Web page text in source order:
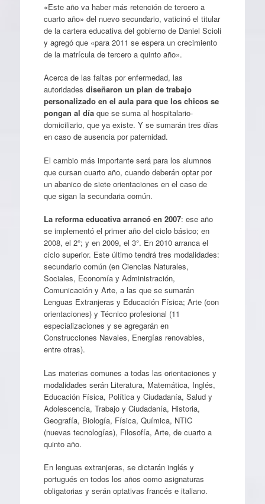
«Este año va haber más retención de tercero a
cuarto año» del nuevo secundario, vaticinó el titular
de la cartera educativa del gobierno de Daniel Scioli
y agregó que «para 2011 se espera un crecimiento
de la matrícula de tercero a quinto año».
Acerca de las faltas por enfermedad, las
autoridades diseñaron un plan de trabajo
personalizado en el aula para que los chicos se
pongan al díaque se suma al hospitalario-
domiciliario, que ya existe. Y se sumarán tres días
en caso de ausencia por paternidad.
El cambio más importante será para los alumnos
que cursan cuarto año, cuando deberán optar por
un abanico de siete orientaciones en el caso de
que sigan la secundaria común.
La reforma educativa arrancó en 2007: ese año
se implementó el primer año del ciclo básico; en
2008, el 2°; y en 2009, el 3°. En 2010 arranca el
ciclo superior. Este último tendrá tres modalidades:
secundario común (en Ciencias Naturales,
Sociales, Economía y Administración,
Comunicación y Arte, a las que se sumarán
Lenguas Extranjeras y Educación Física; Arte (con
orientaciones) y Técnico profesional (11
especializaciones y se agregarán en
Construcciones Navales, Energías renovables,
entre otras).
Las materias comunes a todas las orientaciones y
modalidades serán Literatura, Matemática, Inglés,
Educación Física, Política y Ciudadanía, Salud y
Adolescencia, Trabajo y Ciudadanía, Historia,
Geografía, Biología, Física, Química, NTIC
(nuevas tecnologías), Filosofía, Arte, de cuarto a
quinto año.
En lenguas extranjeras, se dictarán inglés y
portugués en todos los años como asignaturas
obligatorias y serán optativas francés e italiano.